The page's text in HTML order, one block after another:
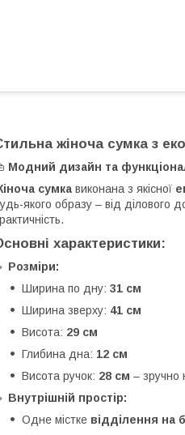
жіноча сумка з
Модний дизайн та
сумка виконана з якісної
якого образу – від ділового
характеристики:
Розміри:
Ширина по дну: 31 см
Ширина зверху: 41 см
Висота: 29 см
Глибина дна: 12 см
Висота ручок: 28 см – зручно
Внутрішній простір:
Одне містке відділення на